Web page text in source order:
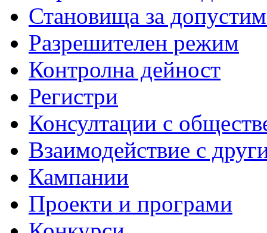
Становища за
Разрешителен режим
Контролна дейност
Регистри
Консултации с
Взаимодействие с
Кампании
Проекти и програми